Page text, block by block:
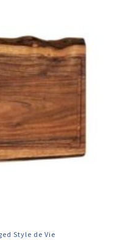
Style de Vie